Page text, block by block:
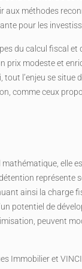
aux méthodes
pour les
du calcul fiscal et
modeste et
l’enjeu se
comme ceux
elle
ainsi la charge
potentiel de
peuvent
Immobilier et